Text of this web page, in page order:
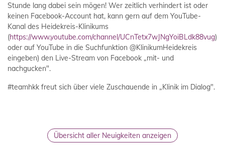
Stunde lang dabei sein mögen! Wer zeitlich verhindert ist oder
keinen Facebook-Account hat, kann gern auf dem YouTube-
Kanal des Heidekreis-Klinikums
(https://www.youtube.com/channel/UCnTetx7wJNgYoiBLdk88vug)
oder auf YouTube in die Suchfunktion @KlinikumHeidekreis
eingeben) den Live-Stream von Facebook „mit- und
nachgucken".
#teamhkk freut sich über viele Zuschauende in „Klinik im Dialog".
Übersicht aller Neuigkeiten anzeigen